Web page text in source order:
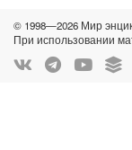
© 1998—2026 Мир
При использовании